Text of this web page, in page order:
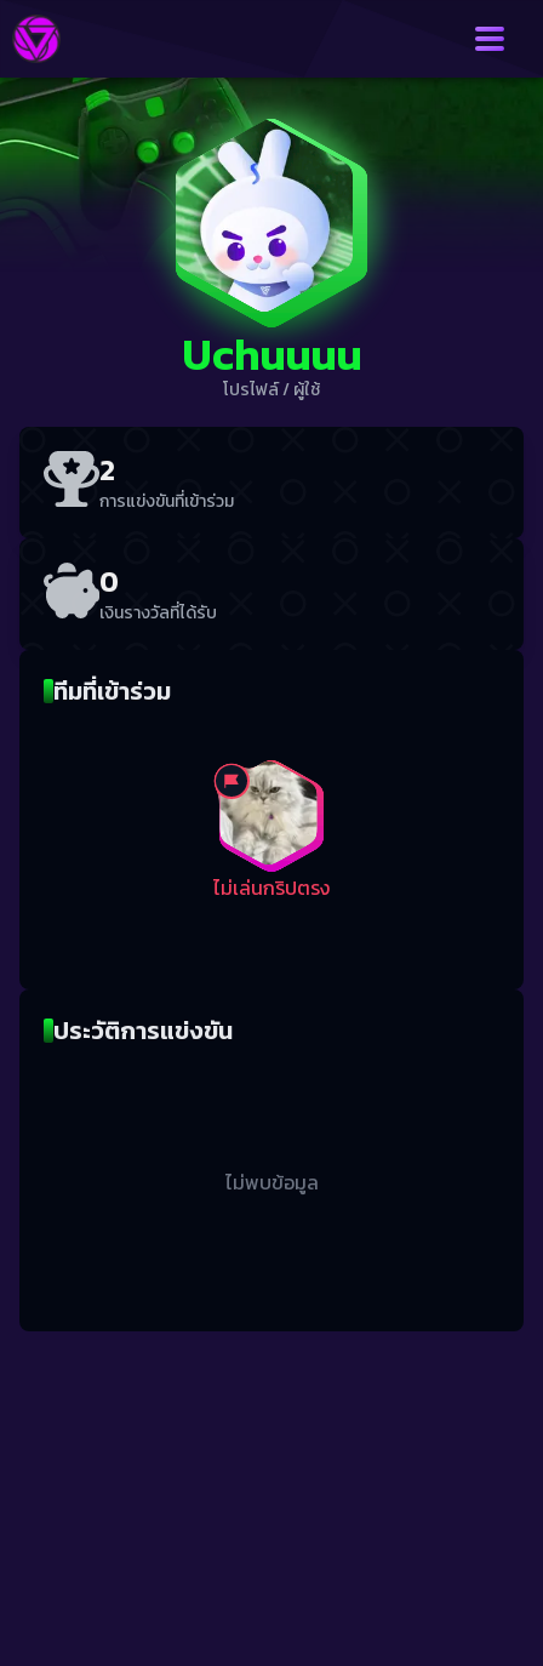
Uchuuuu
โปรไฟล์/ผู้ใช้
2
การแข่งขันที่เข้าร่วม
0
เงินรางวัลที่ได้รับ
ทีมที่เข้าร่วม
ไม่เล่นกริปตรง
ประวัติการแข่งขัน
ไม่พบข้อมูล